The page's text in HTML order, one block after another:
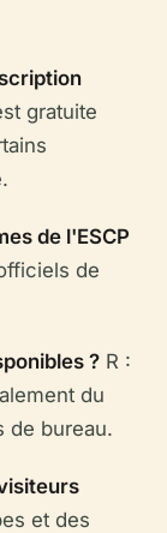
gratuite
de l'ESCP
de
? R :
du
de bureau.
et des